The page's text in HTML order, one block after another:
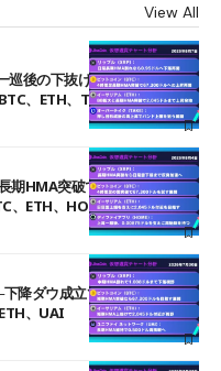
View All
後の下抜けで0.95ドルを試
、ETH、TAKE
期HMA突破で雲下端を目指す
、ETH、HOME
降ダウ成立で下値追う展開
、UAI